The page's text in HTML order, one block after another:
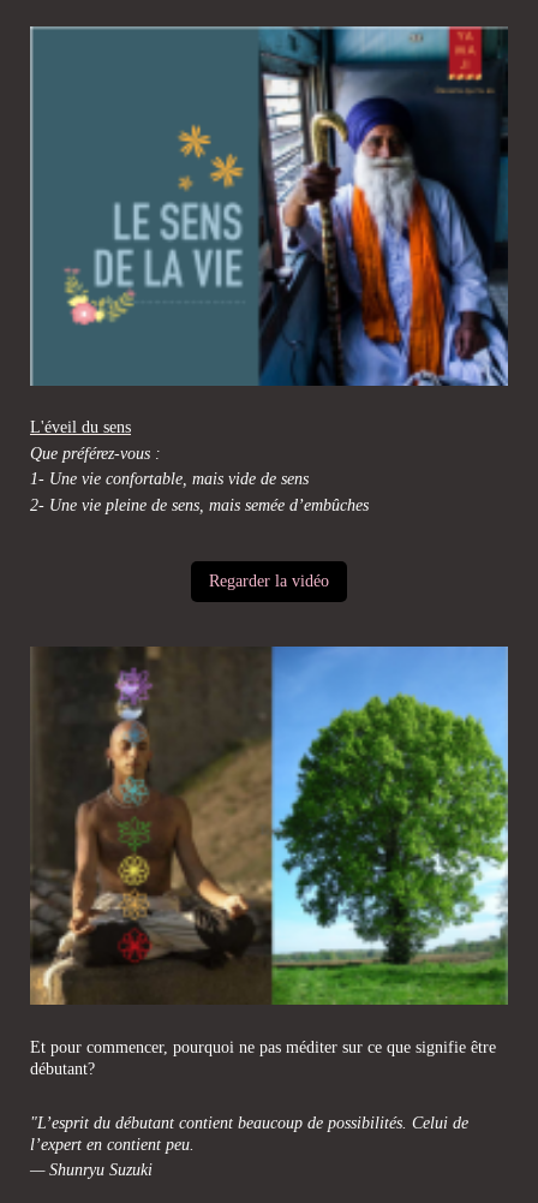
L'éveil du sens
Que préférez-vous :
1- Une vie confortable, mais vide de sens
2- Une vie pleine de sens, mais semée d’embûches
Regarder la vidéo
Et pour commencer, pourquoi ne pas méditer sur ce que signifie être
débutant?
"L’esprit du débutant contient beaucoup de possibilités. Celui de
l’expert en contient peu.
— Shunryu Suzuki